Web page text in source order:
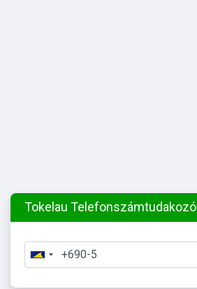
Tokelau Telefonszámtudakozó